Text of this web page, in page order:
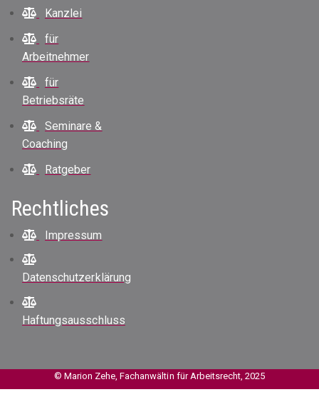
Kanzlei
für
Arbeitnehmer
für
Betriebsräte
Seminare &
Coaching
Ratgeber
Rechtliches
Impressum
Datenschutzerklärung
Haftungsausschluss
© Marion Zehe, Fachanwältin für Arbeitsrecht, 2025